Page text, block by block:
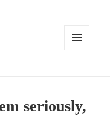
seriously,